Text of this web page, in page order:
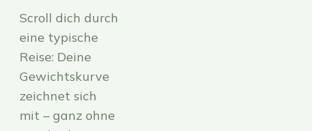
Scroll dich durch
eine typische
Reise: Deine
Gewichtskurve
zeichnet sich
mit – ganz ohne